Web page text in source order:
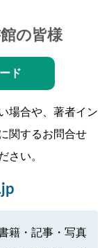
の皆様
ド
場合や、著者イン
関するお問合せ
さい。
籍・記事・写真